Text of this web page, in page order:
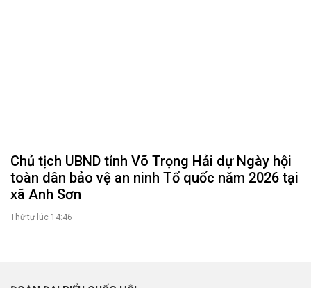
Chủ tịch UBND tỉnh Võ Trọng Hải dự Ngày hội
toàn dân bảo vệ an ninh Tổ quốc năm 2026 tại
xã Anh Sơn
Thứ tư lúc 14:46